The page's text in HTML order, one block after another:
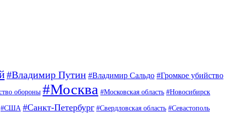
#Владимир Путин #Владимир Сальдо #Громкое убийство
обороны #Москва #Московская область #Новосибирск
#США #Санкт-Петербург #Свердловская область #Севастополь